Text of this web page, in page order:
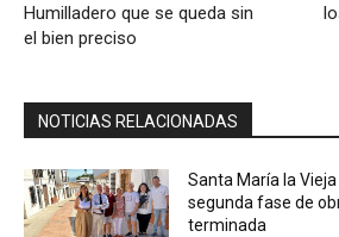
Humilladero que se queda sin
el bien preciso
NOTICIAS RELACIONADAS
Santa María la
segunda fase de
terminada